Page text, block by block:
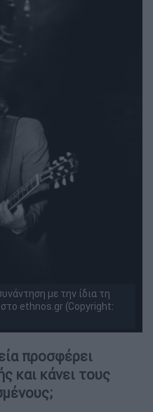
με την ίδια τη
ethnos.gr (Copyright:
προσφέρει
και κάνει τους